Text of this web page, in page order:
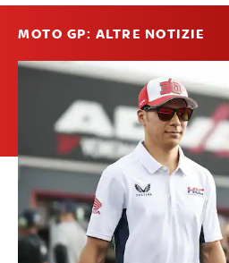
MOTO GP: ALTRE NOTIZIE